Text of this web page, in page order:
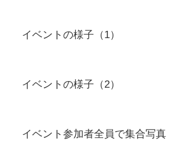
イベントの様子（1）
イベントの様子（2）
イベント参加者全員で集合写真